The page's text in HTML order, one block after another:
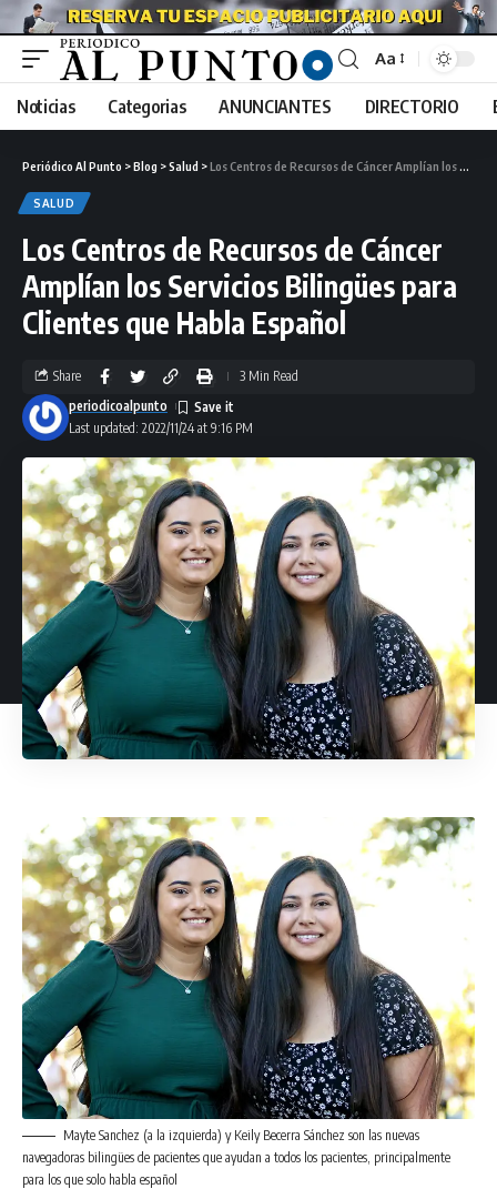
Aa
Noticias Categorias ANUNCIANTES DIRECTORIO
Periódico Al Punto >Blog >Salud >Los Centros de Recursos de Cáncer Amplían los Servicios Bilingües para Clientes que Habla Español
SALUD
Los Centros de Recursos de Cáncer
Amplían los Servicios Bilingües para
Clientes que Habla Español
Last updated: 2022/11/24 at 9:16 PM
periodicoalpunto
Share 3 Min Read
Mayte Sanchez (a la izquierda) y Keily Becerra Sánchez son las nuevas
navegadoras bilingües de pacientes que ayudan a todos los pacientes, principalmente
para los que solo habla español